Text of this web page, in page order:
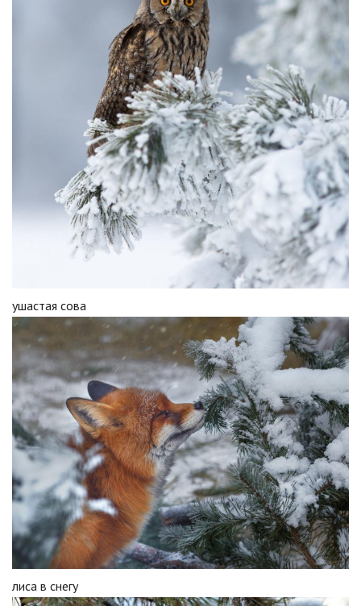
ушастая сова
лиса в снегу